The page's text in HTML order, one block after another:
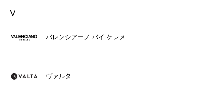
V
バレンシアーノ バイ ケレメ
ヴァルタ